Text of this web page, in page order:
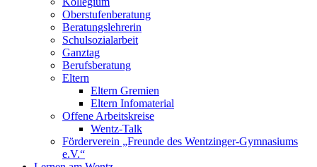
Oberstufenberatung
Beratungslehrerin
Schulsozialarbeit
Ganztag
Berufsberatung
Eltern
Eltern Gremien
Eltern Infomaterial
Offene Arbeitskreise
Wentz-Talk
Förderverein „Freunde des Wentzinger-Gymnasiums
e.V.“